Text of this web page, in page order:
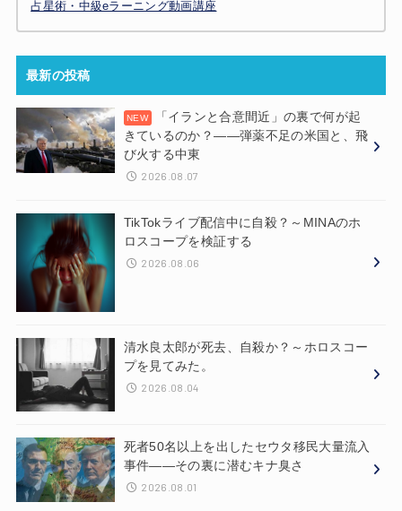
占星術・中級eラーニング動画講座
最新の投稿
「イランと合意間近」の裏で何が起
きているのか？——弾薬不足の米国と、飛
び火する中東
2026.08.07
TikTokライブ配信中に自殺？～MINAのホ
ロスコープを検証する
2026.08.06
清水良太郎が死去、自殺か？～ホロスコー
プを見てみた。
2026.08.04
死者50名以上を出したセウタ移民大量流入
事件——その裏に潜むキナ臭さ
2026.08.01